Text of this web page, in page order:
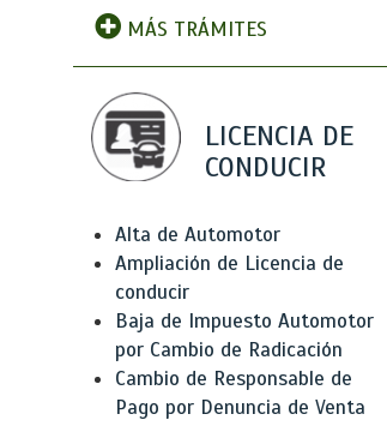
MÁS TRÁMITES
LICENCIA DE
CONDUCIR
Alta de Automotor
Ampliación de Licencia de
conducir
Baja de Impuesto Automotor
por Cambio de Radicación
Cambio de Responsable de
Pago por Denuncia de Venta